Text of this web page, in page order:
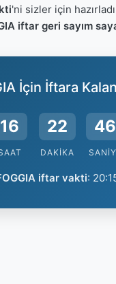
'ni sizler için
iftar geri sayım
İçin İftara
16 22
DAKIKA
45
iftar vakti: